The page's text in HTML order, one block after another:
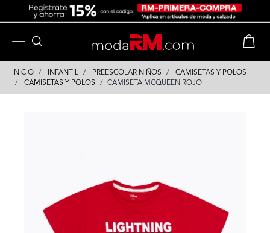
INICIO INFANTIL PREESCOLAR NIÑOS
CAMISETAS Y POLOS
CAMISETAS Y POLOS
CAMISETA MCQUEEN ROJO